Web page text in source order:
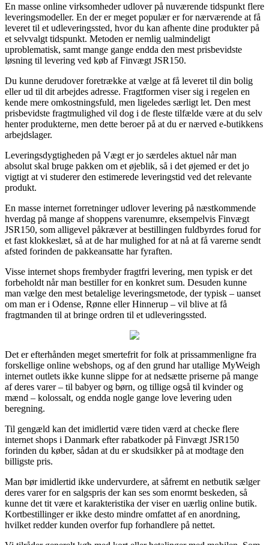
En masse online virksomheder udlover på nuværende tidspunkt flere
leveringsmodeller. En der er meget populær er for nærværende at få
leveret til et udleveringssted, hvor du kan afhente dine produkter på
et selvvalgt tidspunkt. Metoden er nemlig ualmindeligt
uproblematisk, samt mange gange endda den mest prisbevidste
løsning til levering ved køb af Finvægt JSR150.
Du kunne derudover foretrække at vælge at få leveret til din bolig
eller ud til dit arbejdes adresse. Fragtformen viser sig i regelen en
kende mere omkostningsfuld, men ligeledes særligt let. Den mest
prisbevidste fragtmulighed vil dog i de fleste tilfælde være at du selv
henter produkterne, men dette beroer på at du er nærved e-butikkens
arbejdslager.
Leveringsdygtigheden på Vægt er jo særdeles aktuel når man
absolut skal bruge pakken om et øjeblik, så i det øjemed er det jo
vigtigt at vi studerer den estimerede leveringstid ved det relevante
produkt.
En masse internet forretninger udlover levering på næstkommende
hverdag på mange af shoppens varenumre, eksempelvis Finvægt
JSR150, som alligevel påkræver at bestillingen fuldbyrdes forud for
et fast klokkeslæt, så at de har mulighed for at nå at få varerne sendt
afsted forinden de pakkeansatte har fyraften.
Visse internet shops frembyder fragtfri levering, men typisk er det
forbeholdt når man bestiller for en konkret sum. Desuden kunne
man vælge den mest betalelige leveringsmetode, der typisk – uanset
om man er i Odense, Rønne eller Hinnerup – vil blive at få
fragtmanden til at bringe ordren til et udleveringssted.
Det er efterhånden meget smertefrit for folk at prissammenligne fra
forskellige online webshops, og af den grund har utallige MyWeigh
internet outlets ikke kunne slippe for at nedsætte priserne på mange
af deres varer – til babyer og børn, og tillige også til kvinder og
mænd – kolossalt, og endda nogle gange love levering uden
beregning.
Til gengæld kan det imidlertid være tiden værd at checke flere
internet shops i Danmark efter rabatkoder på Finvægt JSR150
forinden du køber, sådan at du er skudsikker på at modtage den
billigste pris.
Man bør imidlertid ikke undervurdere, at såfremt en netbutik sælger
deres varer for en salgspris der kan ses som enormt beskeden, så
kunne det tit være et karakteristika der viser en uærlig online butik.
Kortbestillinger er ikke desto mindre omfattet af en anordning,
hvilket redder kunden overfor fup forhandlere på nettet.